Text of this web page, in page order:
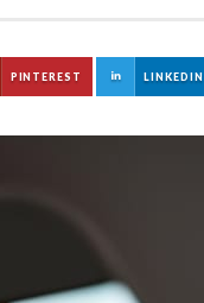
PINTEREST LINKEDIN